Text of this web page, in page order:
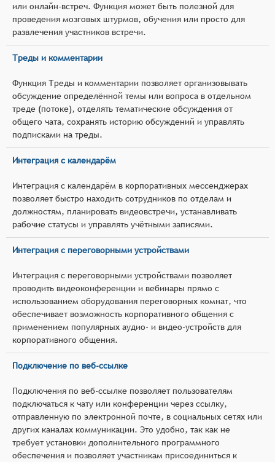
или онлайн-встреч. Функция может быть полезной для
проведения мозговых штурмов, обучения или просто для
развлечения участников встречи.
Треды и комментарии
Функция Треды и комментарии позволяет организовывать
обсуждение определённой темы или вопроса в отдельном
треде (потоке), отделять тематические обсуждения от
общего чата, сохранять историю обсуждений и управлять
подписками на треды.
Интеграция с календарём
Интеграция с календарём в корпоративных мессенджерах
позволяет быстро находить сотрудников по отделам и
должностям, планировать видеовстречи, устанавливать
рабочие статусы и управлять учётными записями.
Интеграция с переговорными устройствами
Интеграция с переговорными устройствами позволяет
проводить видеоконференции и вебинары прямо с
использованием оборудования переговорных комнат, что
обеспечивает возможность корпоративного общения с
применением популярных аудио- и видео-устройств для
корпоративного общения.
Подключение по веб-ссылке
Подключения по веб-ссылке позволяет пользователям
подключаться к чату или конференции через ссылку,
отправленную по электронной почте, в социальных сетях или
других каналах коммуникации. Это удобно, так как не
требует установки дополнительного программного
обеспечения и позволяет участникам присоединиться к